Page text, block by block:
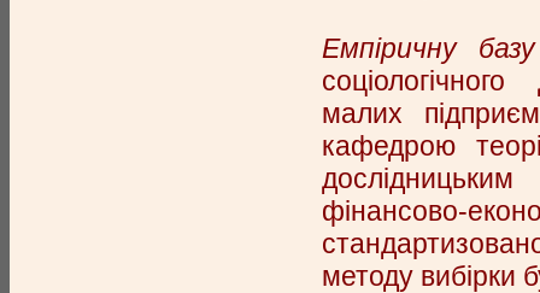
Емпіричну
малих
кафедрою
фінансово-
методу вибірки